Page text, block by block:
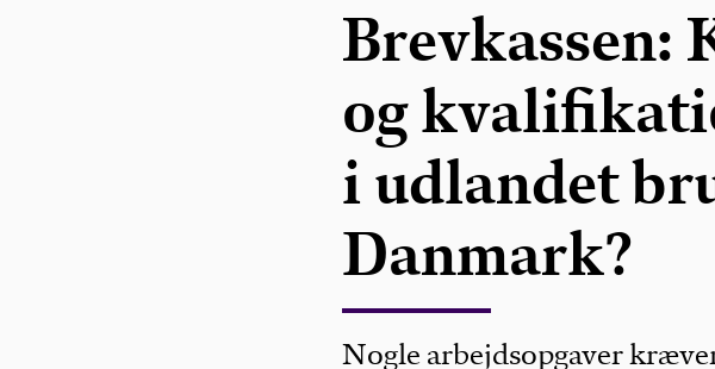
Brevkassen:
og
i udlandet
Danmark?
Nogle arbejdsopgaver